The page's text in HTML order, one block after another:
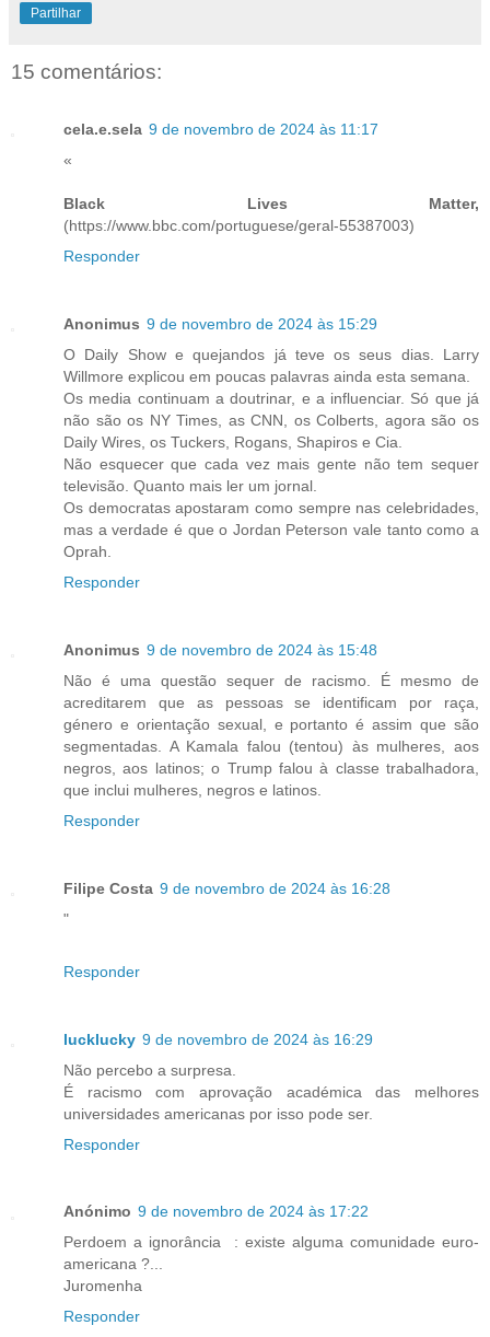
Partilhar
15 comentários:
cela.e.sela 9 de novembro de 2024 às 11:17
«
Black Lives Matter,
(https://www.bbc.com/portuguese/geral-55387003)
Responder
Anonimus 9 de novembro de 2024 às 15:29
O Daily Show e quejandos já teve os seus dias. Larry
Willmore explicou em poucas palavras ainda esta semana.
Os media continuam a doutrinar, e a influenciar. Só que já
não são os NY Times, as CNN, os Colberts, agora são os
Daily Wires, os Tuckers, Rogans, Shapiros e Cia.
Não esquecer que cada vez mais gente não tem sequer
televisão. Quanto mais ler um jornal.
Os democratas apostaram como sempre nas celebridades,
mas a verdade é que o Jordan Peterson vale tanto como a
Oprah.
Responder
Anonimus 9 de novembro de 2024 às 15:48
Não é uma questão sequer de racismo. É mesmo de
acreditarem que as pessoas se identificam por raça,
género e orientação sexual, e portanto é assim que são
segmentadas. A Kamala falou (tentou) às mulheres, aos
negros, aos latinos; o Trump falou à classe trabalhadora,
que inclui mulheres, negros e latinos.
Responder
Filipe Costa 9 de novembro de 2024 às 16:28
"
Responder
lucklucky 9 de novembro de 2024 às 16:29
Não percebo a surpresa.
É racismo com aprovação académica das melhores
universidades americanas por isso pode ser.
Responder
Anónimo 9 de novembro de 2024 às 17:22
Perdoem a ignorância : existe alguma comunidade euro-
americana ?...
Juromenha
Responder